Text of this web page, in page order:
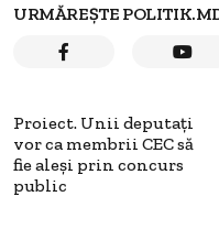
URMĂREȘTE
Proiect. Unii deputați
vor ca membrii CEC să
fie aleși prin concurs
public